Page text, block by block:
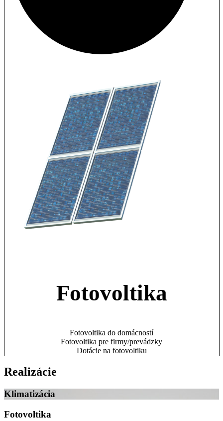
Fotovoltika
Fotovoltika do domácností
Fotovoltika pre firmy/prevádzky
Dotácie na fotovoltiku
Realizácie
Klimatizácia
Fotovoltika